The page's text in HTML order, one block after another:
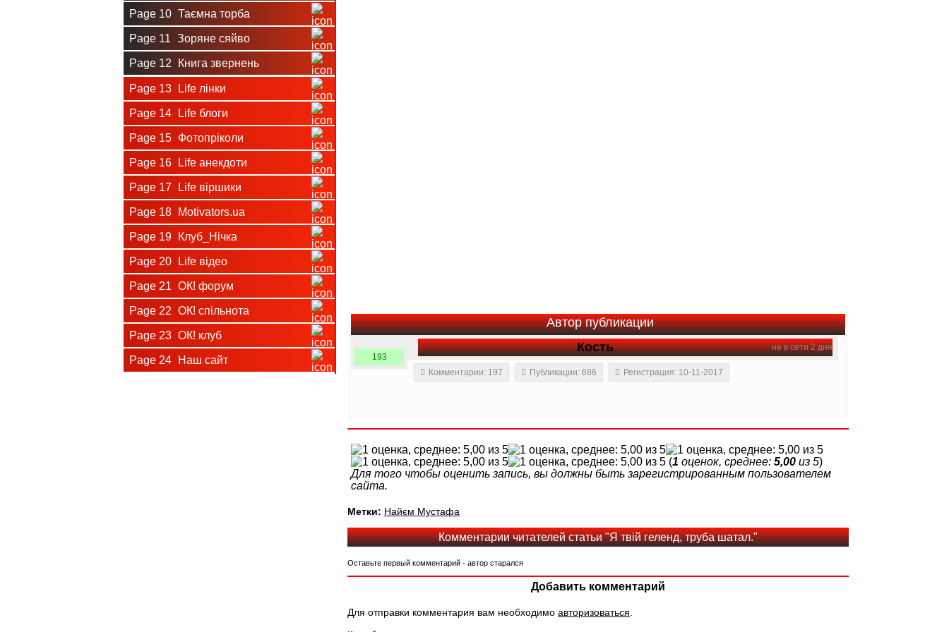
Page 10 Таємна торба
Page 11 Зоряне сяйво
Page 12 Книга звернень
Page 13 Life лінки
Page 14 Life блоги
Page 15 Фотопріколи
Page 16 Life анекдоти
Page 17 Life віршики
Page 18 Motivators.ua
Page 19 Клуб_Нічка
Page 20 Life відео
Page 21 ОК! форум
Page 22 ОК! спільнота
Page 23 ОК! клуб
Page 24 Наш сайт
Автор публикации
не в сети 2 дня
Кость
193
Комментарии: 197
Публикации: 686 Регистрация: 10-11-2017
(1 оценок, среднее: 5,00 из 5)
Для того чтобы оценить запись, вы должны быть зарегистрированным пользователем
сайта.
Метки: Найєм Мустафа
Комментарии читателей статьи "Я твій геленд, труба шатал."
Оставьте первый комментарий - автор старался
Добавить комментарий
Для отправки комментария вам необходимо авторизоваться